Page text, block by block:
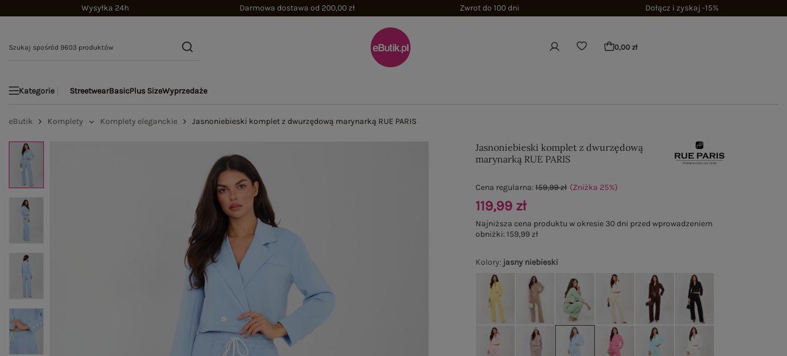
Wysyłka 24h Darmowa dostawa od 200,00 zł Zwrot do 100 dni Dołącz i zyskaj -15%
0,00 zł
Kategorie StreetwearBasicPlus SizeWyprzedaże
eButik Komplety Komplety eleganckie Jasnoniebieski komplet z dwurzędową marynarką RUE PARIS
Jasnoniebieski komplet z dwurzędową
marynarką RUE PARIS
Kolory: jasny niebieski
Cena regularna:159,99 zł (Zniżka 25%)
119,99 zł
Najniższa cena produktu w okresie 30 dni przed wprowadzeniem
obniżki:159,99 zł